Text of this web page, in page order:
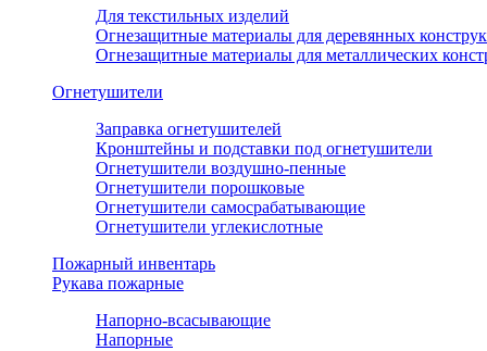
Для текстильных изделий
Огнезащитные материалы для деревянных
Огнезащитные материалы для металлических
Огнетушители
Заправка огнетушителей
Кронштейны и подставки под огнетушители
Огнетушители воздушно-пенные
Огнетушители порошковые
Огнетушители самосрабатывающие
Огнетушители углекислотные
Пожарный инвентарь
Рукава пожарные
Напорно-всасывающие
Напорные